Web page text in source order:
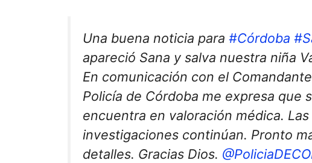
Una buena noticia para #Córdoba
apareció Sana y salva nuestra niña
En comunicación con el
Policía de Córdoba me expresa que
encuentra en valoración médica. Las
investigaciones continúan. Pronto
detalles. Gracias Dios.